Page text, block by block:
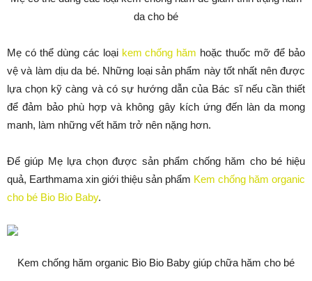
da cho bé
Mẹ có thể dùng các loại kem chống hăm hoặc thuốc mỡ để bảo
vệ và làm dịu da bé. Những loại sản phẩm này tốt nhất nên được
lựa chọn kỹ càng và có sự hướng dẫn của Bác sĩ nếu cần thiết
để đảm bảo phù hợp và không gây kích ứng đến làn da mong
manh, làm những vết hăm trở nên nặng hơn.
Để giúp Mẹ lựa chọn được sản phẩm chống hăm cho bé hiệu
quả, Earthmama xin giới thiệu sản phẩm Kem chống hăm organic
cho bé Bio Bio Baby.
Kem chống hăm organic Bio Bio Baby giúp chữa hăm cho bé